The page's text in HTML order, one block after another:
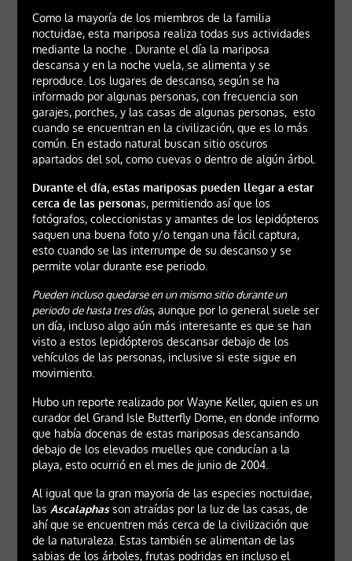
Como la mayoría de los miembros de la familia
noctuidae, esta mariposa realiza todas sus actividades
mediante la noche . Durante el día la mariposa
descansa y en la noche vuela, se alimenta y se
reproduce. Los lugares de descanso, según se ha
informado por algunas personas, con frecuencia son
garajes, porches, y las casas de algunas personas, esto
cuando se encuentran en la civilización, que es lo más
común. En estado natural buscan sitio oscuros
apartados del sol, como cuevas o dentro de algún árbol.
Durante el día, estas mariposas pueden llegar a estar
cerca de las personas, permitiendo así que los
fotógrafos, coleccionistas y amantes de los lepidópteros
saquen una buena foto y/o tengan una fácil captura,
esto cuando se las interrumpe de su descanso y se
permite volar durante ese periodo.
Pueden incluso quedarse en un mismo sitio durante un
periodo de hasta tres días, aunque por lo general suele ser
un día, incluso algo aún más interesante es que se han
visto a estos lepidópteros descansar debajo de los
vehículos de las personas, inclusive si este sigue en
movimiento.
Hubo un reporte realizado por Wayne Keller, quien es un
curador del Grand Isle Butterfly Dome, en donde informo
que había docenas de estas mariposas descansando
debajo de los elevados muelles que conducían a la
playa, esto ocurrió en el mes de junio de 2004.
Al igual que la gran mayoría de las especies noctuidae,
las Ascalaphasson atraídas por la luz de las casas, de
ahí que se encuentren más cerca de la civilización que
de la naturaleza. Estas también se alimentan de las
sabias de los árboles, frutas podridas en incluso el